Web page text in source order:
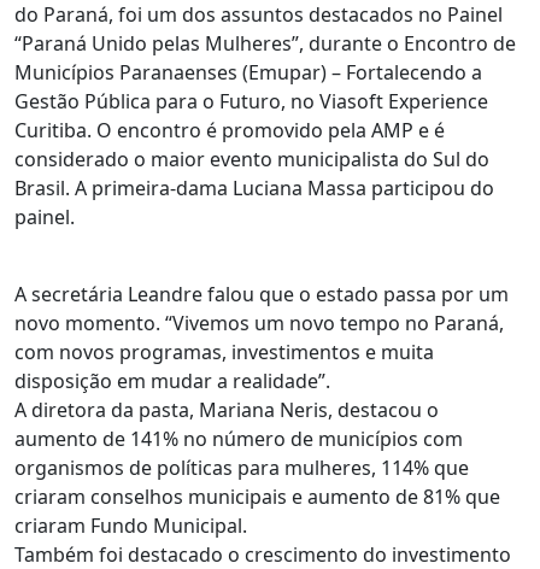
do Paraná, foi um dos assuntos destacados no Painel
“Paraná Unido pelas Mulheres”, durante o Encontro de
Municípios Paranaenses (Emupar) – Fortalecendo a
Gestão Pública para o Futuro, no Viasoft Experience
Curitiba. O encontro é promovido pela AMP e é
considerado o maior evento municipalista do Sul do
Brasil. A primeira-dama Luciana Massa participou do
painel.
A secretária Leandre falou que o estado passa por um
novo momento. “Vivemos um novo tempo no Paraná,
com novos programas, investimentos e muita
disposição em mudar a realidade”.
A diretora da pasta, Mariana Neris, destacou o
aumento de 141% no número de municípios com
organismos de políticas para mulheres, 114% que
criaram conselhos municipais e aumento de 81% que
criaram Fundo Municipal.
Também foi destacado o crescimento do investimento